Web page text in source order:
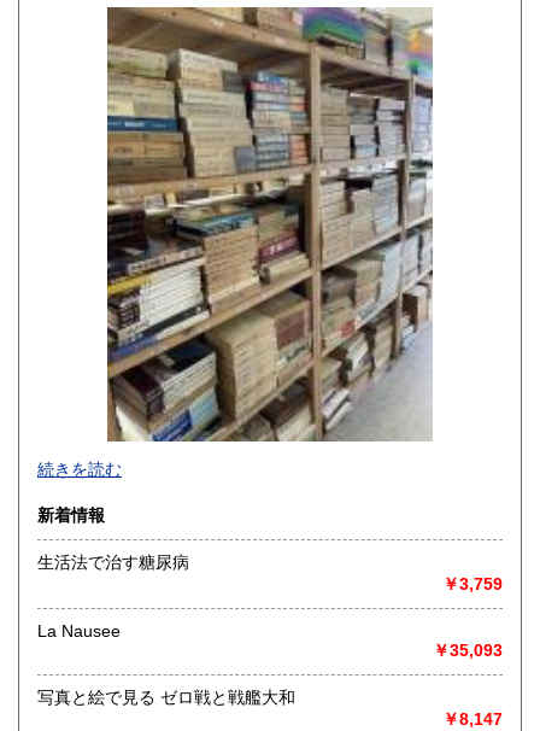
800円 長崎県
800円 大分県
800円 鹿児島県
1,500円
-
沿線名：-
最寄駅：-
営業時間：-
定休日：-
書籍の買取について
取り扱い分野
続きを読む
新着情報
生活法で治す糖尿病
￥3,759
La Nausee
￥35,093
写真と絵で見る ゼロ戦と戦艦大和
￥8,147